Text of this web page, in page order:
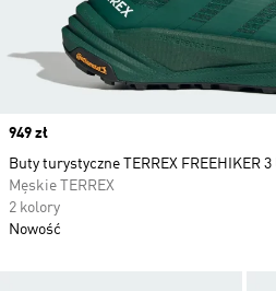
Price
949 zł
Buty turystyczne TERREX FREEHIKER
Męskie TERREX
2 kolory
Nowość